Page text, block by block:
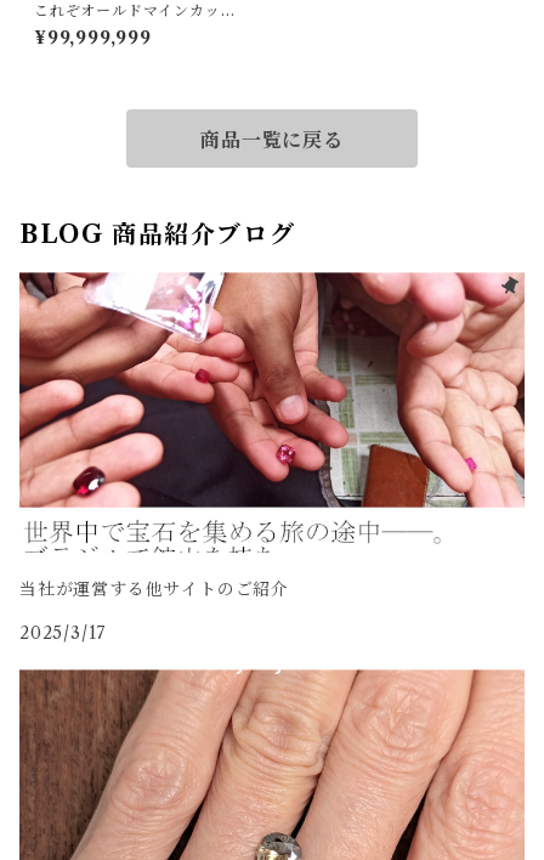
これぞオールドマインカット
です！ダイヤルース
¥99,999,999
商品一覧に戻る
BLOG 商品紹介ブログ
当社が運営する他サイトのご紹介
2025/3/17